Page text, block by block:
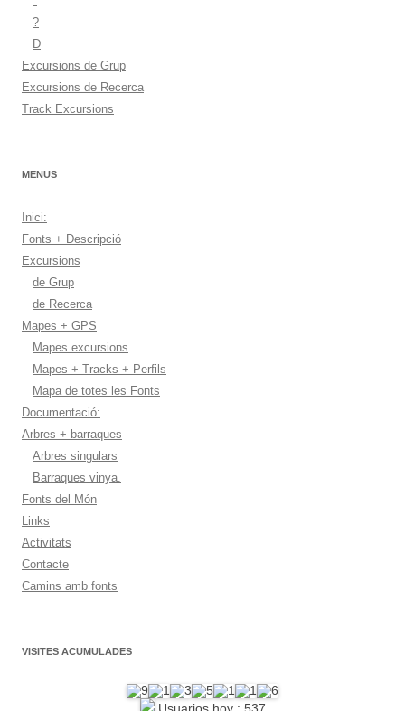
?
D
Excursions de Grup
Excursions de Recerca
Track Excursions
MENUS
Inici:
Fonts + Descripció
Excursions
de Grup
de Recerca
Mapes + GPS
Mapes excursions
Mapes + Tracks + Perfils
Mapa de totes les Fonts
Documentació:
Arbres + barraques
Arbres singulars
Barraques vinya.
Fonts del Món
Links
Activitats
Contacte
Camins amb fonts
VISITES ACUMULADES